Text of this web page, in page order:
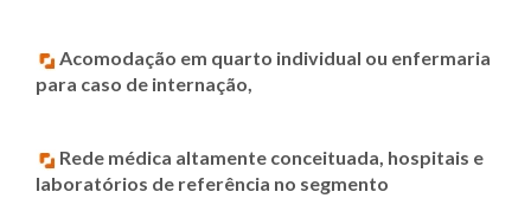
Acomodação em quarto individual ou enfermaria
para caso de internação,
Rede médica altamente conceituada, hospitais e
laboratórios de referência no segmento